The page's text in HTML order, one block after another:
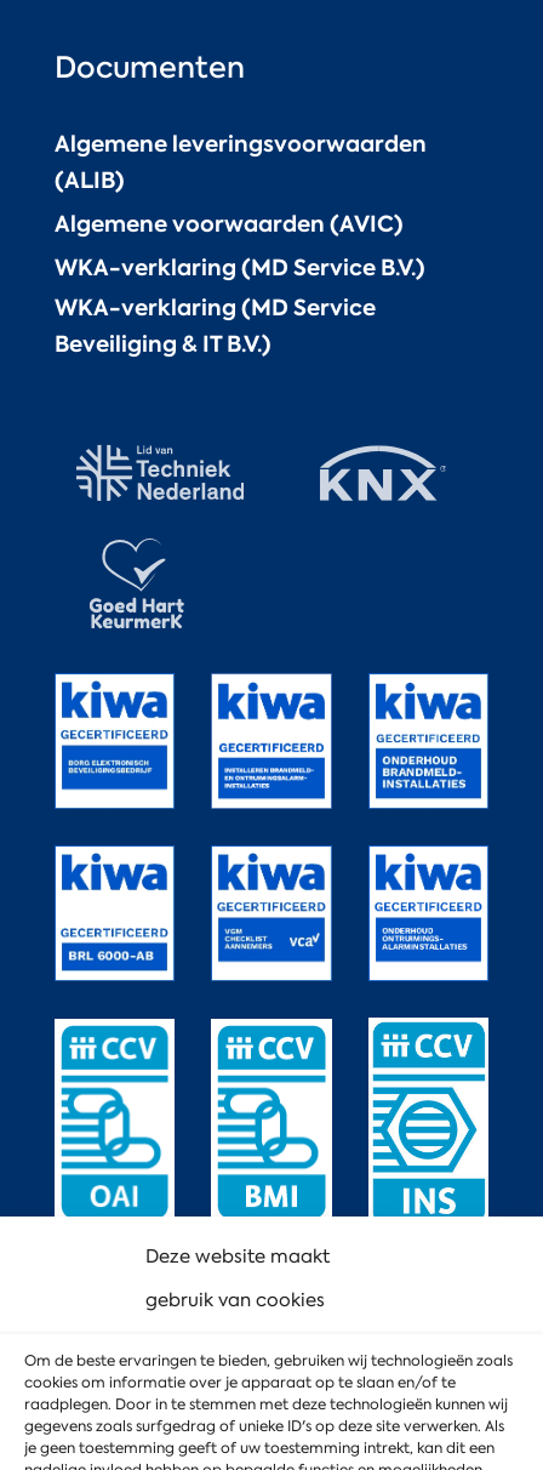
Deze website maakt
gebruik van cookies
Om de beste ervaringen te bieden, gebruiken wij technologieën zoals
cookies om informatie over je apparaat op te slaan en/of te
raadplegen. Door in te stemmen met deze technologieën kunnen wij
gegevens zoals surfgedrag of unieke ID's op deze site verwerken. Als
je geen toestemming geeft of uw toestemming intrekt, kan dit een
Documenten
Algemene leveringsvoorwaarden
(ALIB)
Algemene voorwaarden (AVIC)
WKA-verklaring (MD Service B.V.)
WKA-verklaring (MD Service
Beveiliging & IT B.V.)